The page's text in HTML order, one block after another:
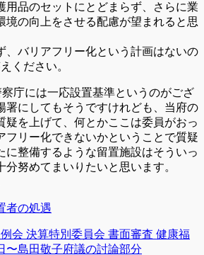
用品のセットにとどまらず、さらに業
境の向上をさせる配慮が望まれると思
バリアフリー化という計画はないの
ください。
には一応設置基準というのがござ
署にしてもそうですけれども、当府の
疑を上げて、何とかここは委員がおっ
フリー化できないかということで質疑
に整備するような留置施設はそういっ
努めてまいりたいと思います。
者の処遇
会 決算特別委員会 書面審査 健康福
〜島田敬子府議の討論部分